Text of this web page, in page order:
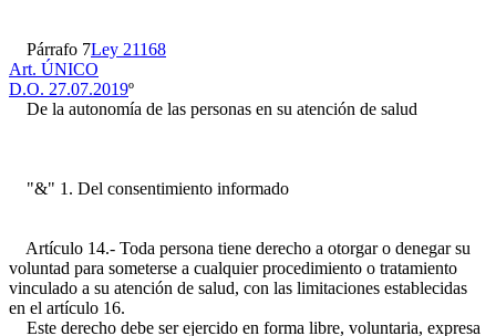
Párrafo 7Ley 21168
Art. ÚNICO
D.O. 27.07.2019º
De la autonomía de las personas en su atención de salud
"&" 1. Del consentimiento informado
Artículo 14.- Toda persona tiene derecho a otorgar o denegar su
voluntad para someterse a cualquier procedimiento o tratamiento
vinculado a su atención de salud, con las limitaciones establecidas
en el artículo 16.
Este derecho debe ser ejercido en forma libre, voluntaria, expresa